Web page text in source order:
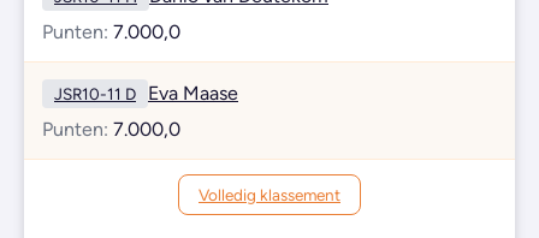
Punten: 7.000,0
JSR10-11 D
Eva Maase
Punten: 7.000,0
Volledig klassement